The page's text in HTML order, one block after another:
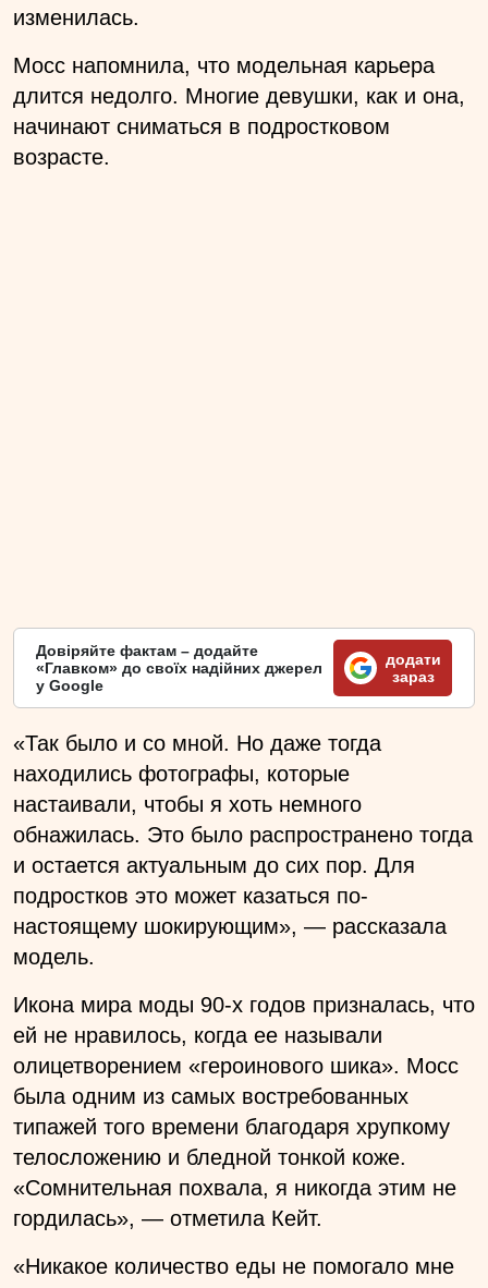
изменилась.
Мосс напомнила, что модельная карьера
длится недолго. Многие девушки, как и она,
начинают сниматься в подростковом
возрасте.
Довіряйте фактам – додайте
«Главком» до своїх надійних джерел
у Google
додати
зараз
«Так было и со мной. Но даже тогда
находились фотографы, которые
настаивали, чтобы я хоть немного
обнажилась. Это было распространено тогда
и остается актуальным до сих пор. Для
подростков это может казаться по-
настоящему шокирующим», — рассказала
модель.
Икона мира моды 90-х годов призналась, что
ей не нравилось, когда ее называли
олицетворением «героинового шика». Мосс
была одним из самых востребованных
типажей того времени благодаря хрупкому
телосложению и бледной тонкой коже.
«Сомнительная похвала, я никогда этим не
гордилась», — отметила Кейт.
«Никакое количество еды не помогало мне